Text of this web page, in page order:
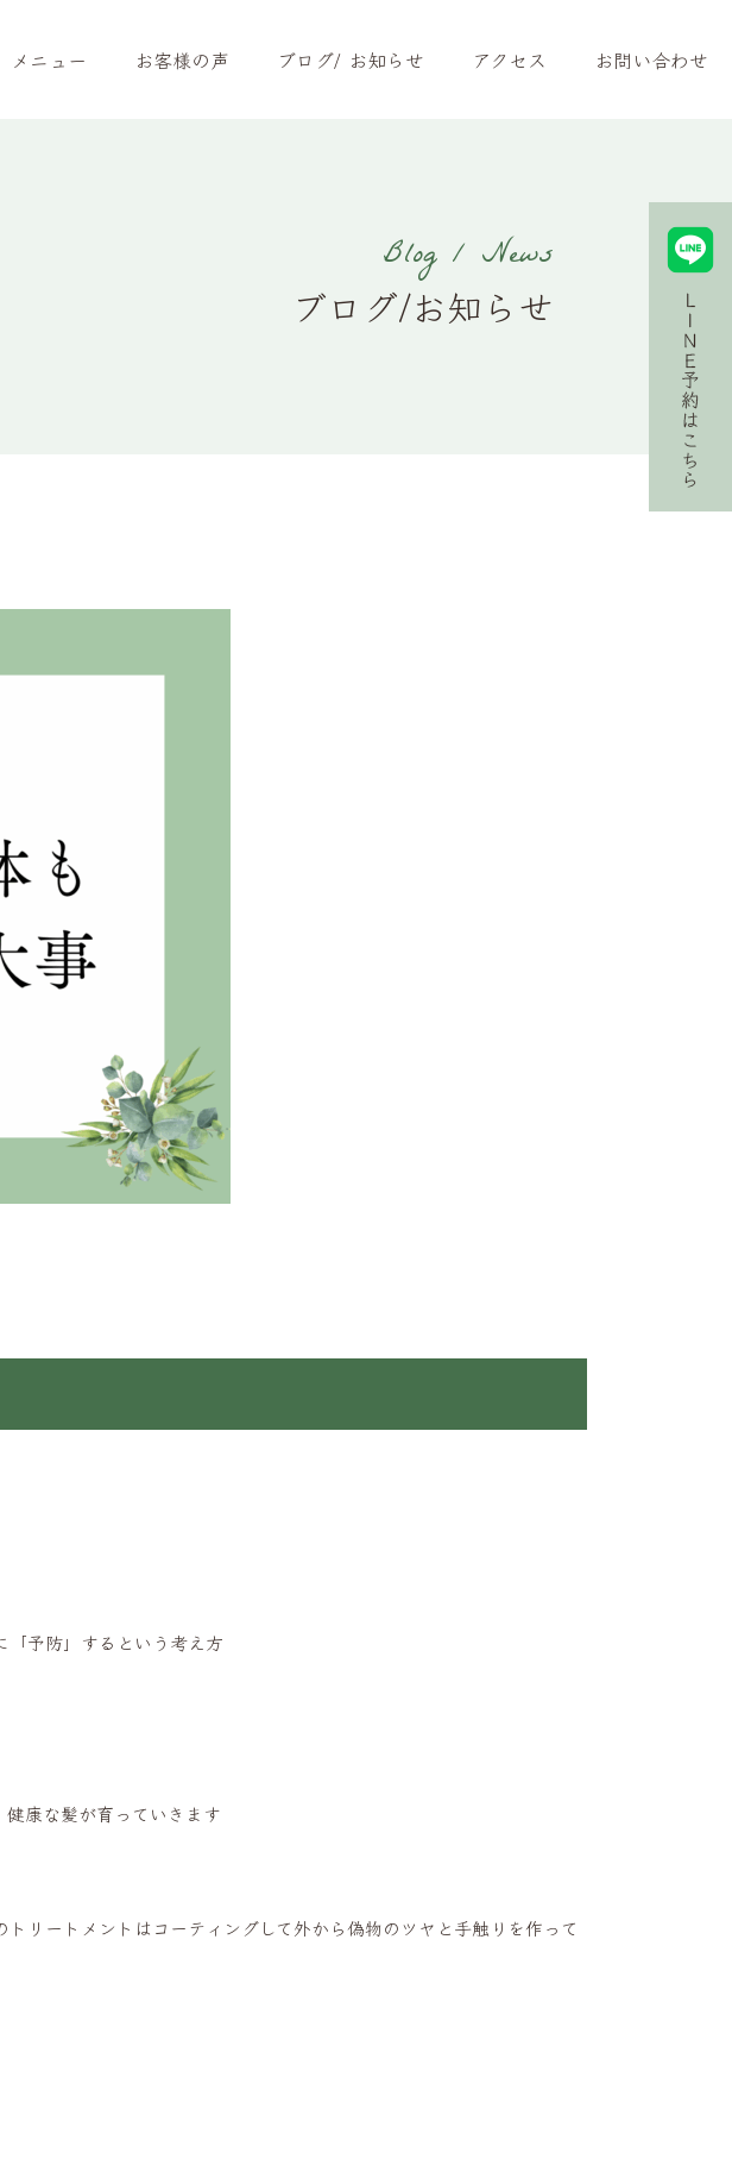
メニュー お客様の声 ブログ/ お知らせ アクセス お問い合わせ
Blog / News
ブログ/お知らせ
予防」するという考え方
康な髪が育っていきます
リートメントはコーティングして外から偽物のツヤと手触りを作って